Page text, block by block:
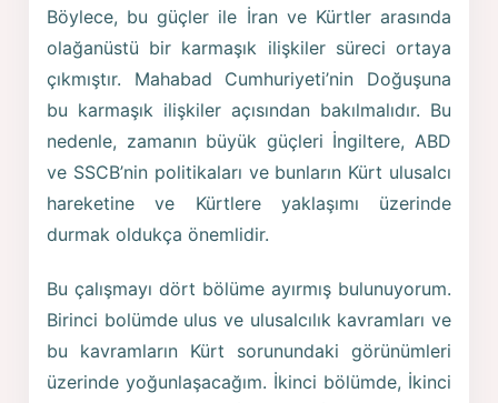
Böylece, bu güçler ile İran ve Kürtler arasında
olağanüstü bir karmaşık ilişkiler süreci ortaya
çıkmıştır. Mahabad Cumhuriyeti’nin Doğuşuna
bu karmaşık ilişkiler açısından bakılmalıdır. Bu
nedenle, zamanın büyük güçleri İngiltere, ABD
ve SSCB’nin politikaları ve bunların Kürt ulusalcı
hareketine ve Kürtlere yaklaşımı üzerinde
durmak oldukça önemlidir.
Bu çalışmayı dört bölüme ayırmış bulunuyorum.
Birinci bolümde ulus ve ulusalcılık kavramları ve
bu kavramların Kürt sorunundaki görünümleri
üzerinde yoğunlaşacağım. İkinci bölümde, İkinci